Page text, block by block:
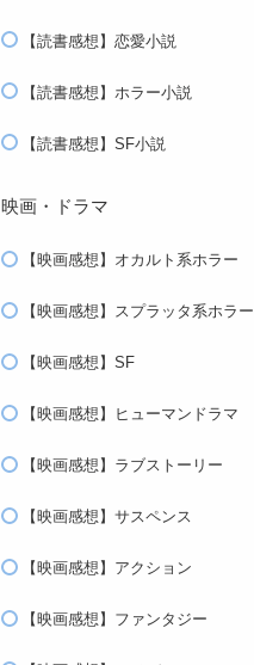
【読書感想】恋愛小説
【読書感想】ホラー小説
【読書感想】SF小説
映画・ドラマ
【映画感想】オカルト系ホラー
【映画感想】スプラッタ系ホラー
【映画感想】SF
【映画感想】ヒューマンドラマ
【映画感想】ラブストーリー
【映画感想】サスペンス
【映画感想】アクション
【映画感想】ファンタジー